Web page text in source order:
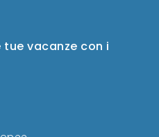
vacanze con i